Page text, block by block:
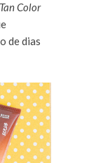
Color
de dias